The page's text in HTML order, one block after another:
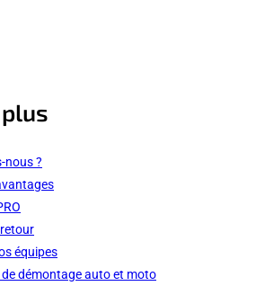
nous ?
équipes
démontage auto et moto